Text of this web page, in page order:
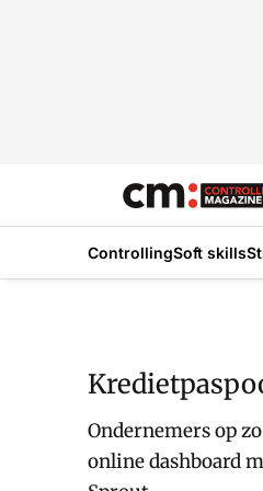
ControllingSoft skills
Ondernemers op
online dashboard